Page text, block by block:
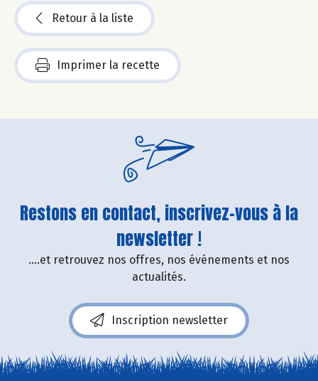
Retour à la liste
Imprimer la recette
Restons en contact, inscrivez-vous à la
newsletter !
....et retrouvez nos offres, nos événements et nos
actualités.
Inscription newsletter